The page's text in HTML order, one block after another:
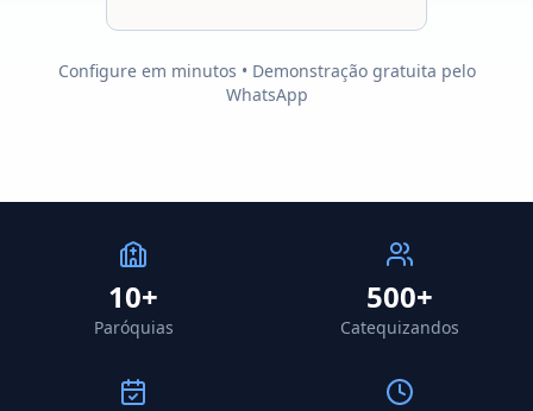
Configure em minutos • Demonstração gratuita pelo
WhatsApp
10+
Paróquias
500+
Catequizandos